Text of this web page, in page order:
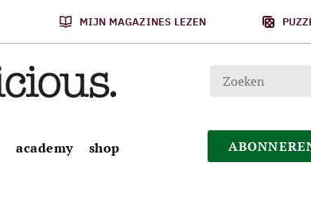
MIJN MAGAZINES LEZEN
academy shop